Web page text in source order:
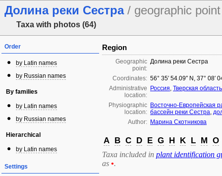
Долина реки Сестра / geographic point
Taxa with photos (64)
Order
by Latin names
by Russian names
By families
by Latin names
by Russian names
Hierarchical
by Latin names
Settings
Region
Geographic
point:
Долина реки Сестра
Coordinates: 56° 35′ 54.09″ N, 37° 08′
Administrative
location:
Россия, Тверская область
Physiographic
location:
Восточно-Европейская
бассейн реки Сестра,
Author: Марина Скотникова
A B C D E G H K L M O
Taxa included in plant identification
as •.